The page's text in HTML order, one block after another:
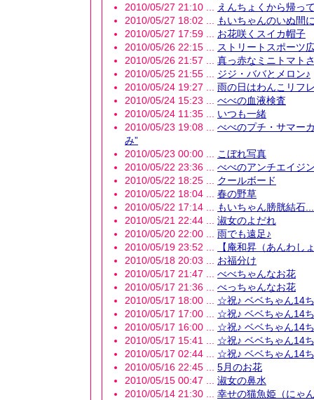
2010/05/27 21:10 ...
えんちょくから帰っ
2010/05/27 18:02 ...
もいちゃんのいぬ間
2010/05/27 17:59 ... お花咲くスイカ帽子
2010/05/26 22:15 ...
ストリートスポーツ
2010/05/26 21:57 ... 真っ赤なミニトマト
2010/05/25 21:55 ... ジジ・ババとメロン♪
2010/05/24 19:27 ... 雨の日はわんこリフ
2010/05/24 15:23 ... べべの血液検査
2010/05/24 11:35 ... いつも一緒
2010/05/23 19:08 ... べべのプチ・サマー
み”
2010/05/23 00:00 ...
こぼれ写真
2010/05/22 23:36 ... べべのアンチエイジ
2010/05/22 18:25 ... クールボード
2010/05/22 18:04 ... 春の野草
2010/05/22 17:14 ...
もいちゃん膀胱結石
2010/05/21 22:44 ... 淑女のよだれ
2010/05/20 22:00 ... 雨でも遠足♪
2010/05/19 23:52 ...
【庵和昇（あんわし
2010/05/18 20:03 ... お福分け
2010/05/17 21:47 ... べべちゃんなお花
2010/05/17 21:36 ... べっちゃんなお花
2010/05/17 18:00 ... ☆祝♪ ベベちゃん14
2010/05/17 17:00 ... ☆祝♪ ベベちゃん14
2010/05/17 16:00 ... ☆祝♪ ベベちゃん14
2010/05/17 15:41 ... ☆祝♪ ベベちゃん14
2010/05/17 02:44 ... ☆祝♪ ベベちゃん14
2010/05/16 22:45 ... 5月のお花
2010/05/15 00:47 ... 淑女の鼻水
2010/05/14 21:30 ... 幸せの猫魚姫（にゃ